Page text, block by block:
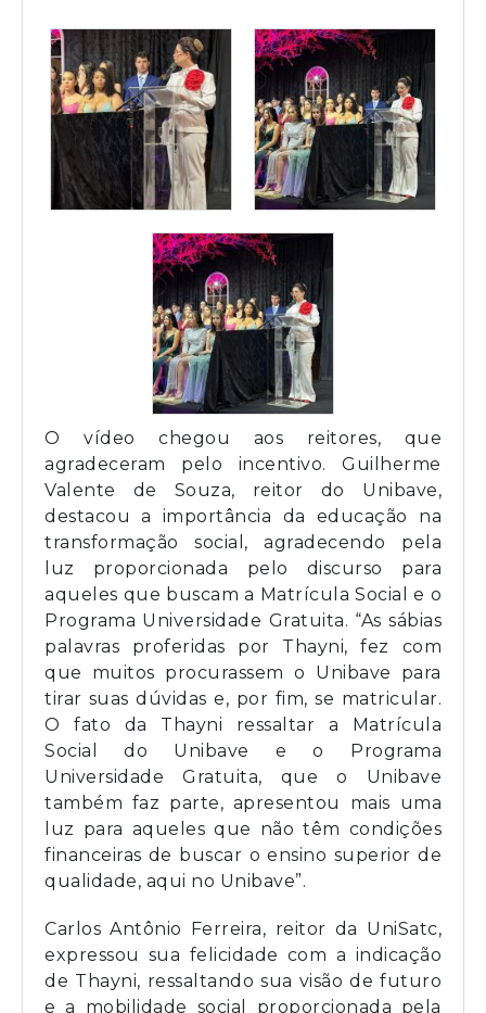
O vídeo chegou aos reitores, que
agradeceram pelo incentivo. Guilherme
Valente de Souza, reitor do Unibave,
destacou a importância da educação na
transformação social, agradecendo pela
luz proporcionada pelo discurso para
aqueles que buscam a Matrícula Social e o
Programa Universidade Gratuita. “As sábias
palavras proferidas por Thayni, fez com
que muitos procurassem o Unibave para
tirar suas dúvidas e, por fim, se matricular.
O fato da Thayni ressaltar a Matrícula
Social do Unibave e o Programa
Universidade Gratuita, que o Unibave
também faz parte, apresentou mais uma
luz para aqueles que não têm condições
financeiras de buscar o ensino superior de
qualidade, aqui no Unibave”.
Carlos Antônio Ferreira, reitor da UniSatc,
expressou sua felicidade com a indicação
de Thayni, ressaltando sua visão de futuro
e a mobilidade social proporcionada pela